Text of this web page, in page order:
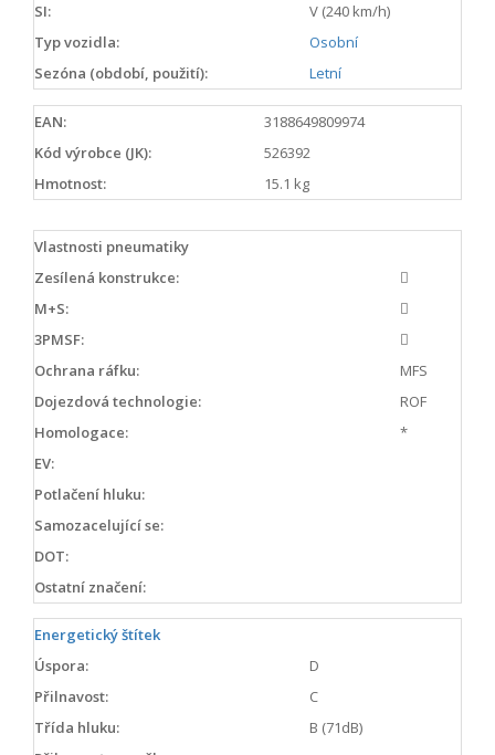
SI:
V (240 km/h)
Typ vozidla:
Osobní
Sezóna (období, použití):
Letní
EAN:
3188649809974
Kód výrobce (JK):
526392
Hmotnost:
15.1 kg
Vlastnosti pneumatiky
Zesílená konstrukce:
M+S:
3PMSF:
Ochrana ráfku:
MFS
Dojezdová technologie:
ROF
Homologace:
*
EV:
Potlačení hluku:
Samozacelující se:
DOT:
Ostatní značení:
Energetický štítek
Úspora:
D
Přilnavost:
C
Třída hluku:
B (71dB)